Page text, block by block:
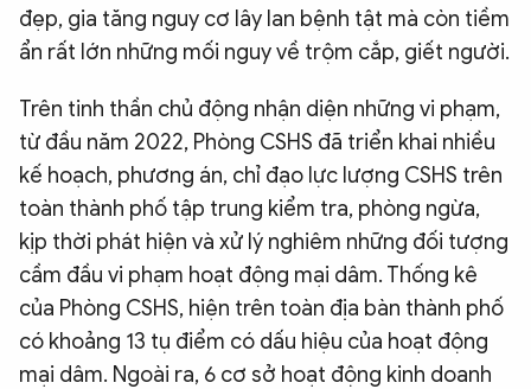
đẹp, gia tăng nguy cơ lây lan bệnh tật mà còn tiềm
ẩn rất lớn những mối nguy về trộm cắp, giết người.
Trên tinh thần chủ động nhận diện những vi phạm,
từ đầu năm 2022, Phòng CSHS đã triển khai nhiều
kế hoạch, phương án, chỉ đạo lực lượng CSHS trên
toàn thành phố tập trung kiểm tra, phòng ngừa,
kịp thời phát hiện và xử lý nghiêm những đối tượng
cầm đầu vi phạm hoạt động mại dâm. Thống kê
của Phòng CSHS, hiện trên toàn địa bàn thành phố
có khoảng 13 tụ điểm có dấu hiệu của hoạt động
mại dâm. Ngoài ra, 6 cơ sở hoạt động kinh doanh